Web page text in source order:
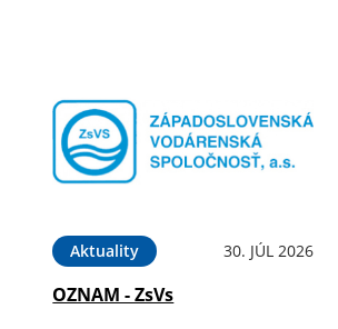
Aktuality 30. JÚL 2026
OZNAM - ZsVs